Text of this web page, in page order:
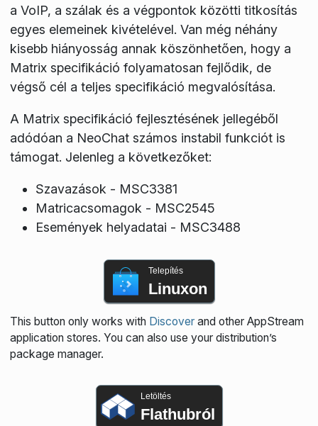
a VoIP, a szálak és a végpontok közötti titkosítás
egyes elemeinek kivételével. Van még néhány
kisebb hiányosság annak köszönhetően, hogy a
Matrix specifikáció folyamatosan fejlődik, de
végső cél a teljes specifikáció megvalósítása.
A Matrix specifikáció fejlesztésének jellegéből
adódóan a NeoChat számos instabil funkciót is
támogat. Jelenleg a következőket:
Szavazások - MSC3381
Matricacsomagok - MSC2545
Események helyadatai - MSC3488
Telepítés
Linuxon
This button only works with Discoverand other AppStream
application stores. You can also use your distribution’s
package manager.
Letöltés
Flathubról